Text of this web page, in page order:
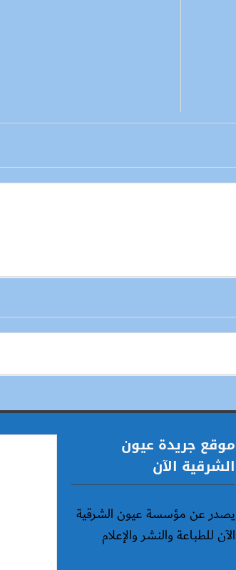
موقع جريدة عيون
الشرقية الآن
يصدر عن مؤسسة عيون الشرقية
الآن للطباعة والنشر والإعلام